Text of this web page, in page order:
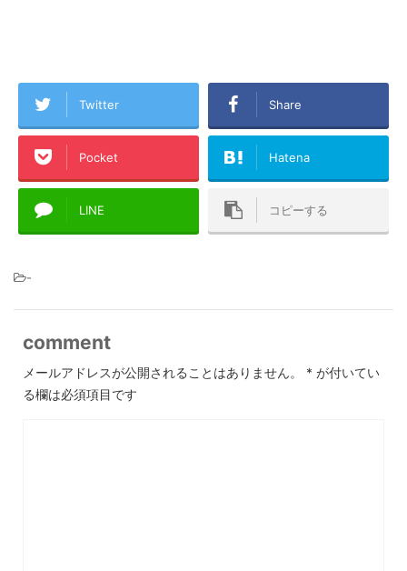
Twitter Share
Pocket Hatena
LINE コピーする
-
comment
メールアドレスが公開されることはありません。 * が付いてい
る欄は必須項目です